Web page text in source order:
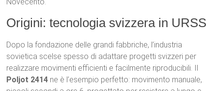
Origini: tecnologia svizzera in URSS
Dopo la fondazione delle grandi fabbriche, l’industria
sovietica scelse spesso di adattare progetti svizzeri per
realizzare movimenti efficienti e facilmente riproducibili. Il
Poljot 2414 ne è l’esempio perfetto: movimento manuale,